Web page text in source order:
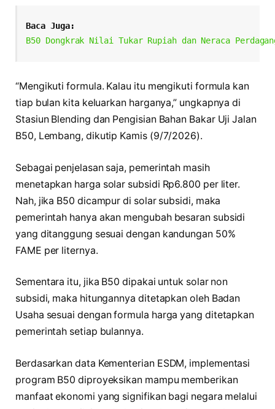
Baca Juga:
B50 Dongkrak Nilai Tukar Rupiah dan Neraca
“Mengikuti formula. Kalau itu mengikuti formula kan
tiap bulan kita keluarkan harganya,” ungkapnya di
Stasiun Blending dan Pengisian Bahan Bakar Uji Jalan
B50, Lembang, dikutip Kamis (9/7/2026).
Sebagai penjelasan saja, pemerintah masih
menetapkan harga solar subsidi Rp6.800 per liter.
Nah, jika B50 dicampur di solar subsidi, maka
pemerintah hanya akan mengubah besaran subsidi
yang ditanggung sesuai dengan kandungan 50%
FAME per liternya.
Sementara itu, jika B50 dipakai untuk solar non
subsidi, maka hitungannya ditetapkan oleh Badan
Usaha sesuai dengan formula harga yang ditetapkan
pemerintah setiap bulannya.
Berdasarkan data Kementerian ESDM, implementasi
program B50 diproyeksikan mampu memberikan
manfaat ekonomi yang signifikan bagi negara melalui